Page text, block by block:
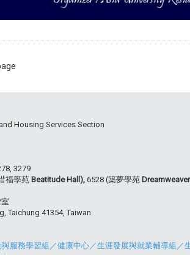
Housing Services Section
3279
福學苑 Beatitude Hall),6528 (築夢學苑
Taichung 41354, Taiwan
服務學習組 ／健康中心 ／生涯發展與就業輔導組 ／